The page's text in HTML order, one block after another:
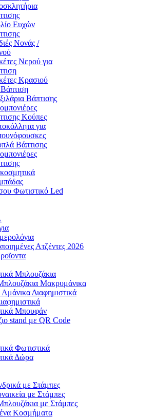
Ευχών
Νονάς /
Νερού για
Κρασιού
Βάπτιση
Βάπτισης
Κούπες
για
Βάπτισης
Φωτιστικό Led
Ατζέντες 2026
Μπλουζάκια
Μακρυμάνικα
Διαφημιστικά
Μπουφάν
stand με QR Code
Φωτιστικά
Δώρα
με Στάμπες
με Στάμπες
με Στάμπες
Κοσμήματα